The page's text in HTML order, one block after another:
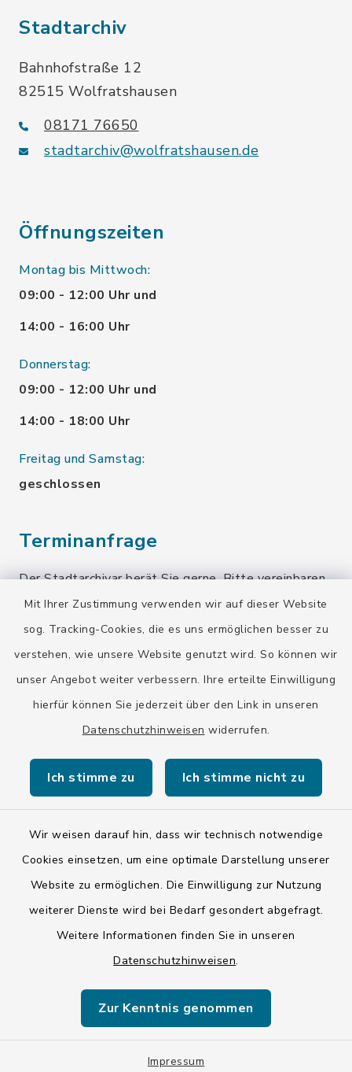
Mit Ihrer Zustimmung verwenden wir auf dieser Website
sog. Tracking-Cookies, die es uns ermöglichen besser zu
verstehen, wie unsere Website genutzt wird. So können wir
unser Angebot weiter verbessern. Ihre erteilte Einwilligung
hierfür können Sie jederzeit über den Link in unseren
Datenschutzhinweisen widerrufen.
Ich stimme zu Ich stimme nicht zu
Wir weisen darauf hin, dass wir technisch notwendige
Cookies einsetzen, um eine optimale Darstellung unserer
Website zu ermöglichen. Die Einwilligung zur Nutzung
weiterer Dienste wird bei Bedarf gesondert abgefragt.
Weitere Informationen finden Sie in unseren
Datenschutzhinweisen.
Zur Kenntnis genommen
Impressum
Stadtarchiv
Bahnhofstraße 12
82515 Wolfratshausen
08171 76650
stadtarchiv@wolfratshausen.de
Öffnungszeiten
Montag bis Mittwoch:
09:00 - 12:00 Uhr und
14:00 - 16:00 Uhr
Donnerstag:
09:00 - 12:00 Uhr und
14:00 - 18:00 Uhr
Freitag und Samstag:
geschlossen
Terminanfrage
Der Stadtarchivar berät Sie gerne. Bitte vereinbaren
Sie einen Termin!
Terminanfrage senden
Quicklinks
Kontakt
Datenschutz
ISIS 12
Sitemap